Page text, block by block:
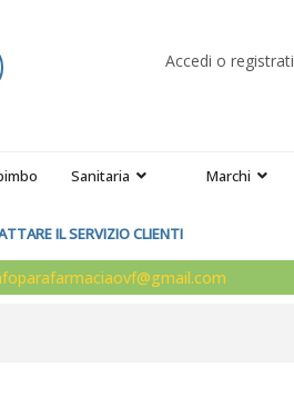
Accedi o registrati
Sanitaria Marchi
IL SERVIZIO CLIENTI